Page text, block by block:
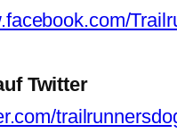
Twitter